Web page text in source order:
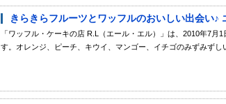
きらきらフルーツとワッフルのおいしい出会い♪
「ワッフル・ケーキの店 R.L（エール・エル）」は、2010年7
す。オレンジ、ピーチ、キウイ、マンゴー、イチゴのみずみずし